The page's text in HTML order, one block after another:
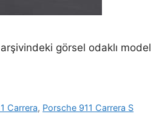
görsel odaklı model
Carrera, Porsche 911 Carrera S